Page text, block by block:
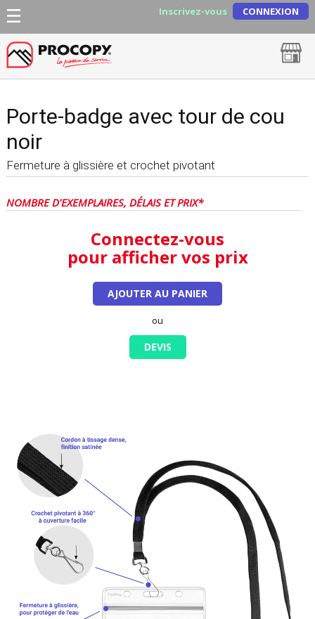
Inscrivez-vous CONNEXION
Porte-badge avec tour de cou
noir
Fermeture à glissière et crochet pivotant
NOMBRE D'EXEMPLAIRES, DÉLAIS ET PRIX*
Connectez-vous
pour afficher vos prix
AJOUTER AU PANIER
ou
DEVIS